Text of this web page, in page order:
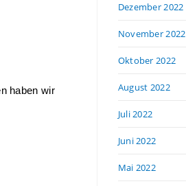
haben wir
Dezember 2022
November 2022
Oktober 2022
August 2022
Juli 2022
Juni 2022
Mai 2022